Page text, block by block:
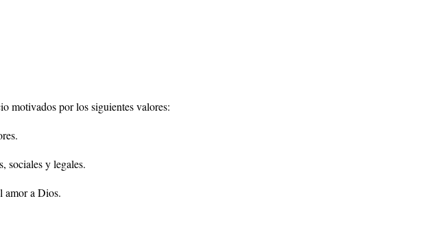
motivados por los siguientes valores:
sociales y legales.
amor a Dios.